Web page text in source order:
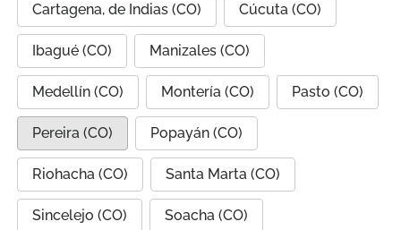
Cartagena, de Indias (CO) Cúcuta (CO)
Ibagué (CO) Manizales (CO)
Medellín (CO) Montería (CO) Pasto (CO)
Pereira (CO) Popayán (CO)
Riohacha (CO) Santa Marta (CO)
Sincelejo (CO) Soacha (CO)